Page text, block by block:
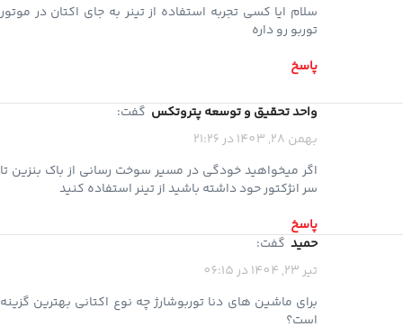
سلام ایا کسی تجربه استفاده از تینر به جای اکتان در موتور
توربو رو داره
پاسخ
واحد تحقیق و توسعه پتروتکس گفت:
بهمن 28, 1403 در 21:26
اگر میخواهید خودگی در مسیر سوخت رسانی از باک بنزین تا
سر انژکتور حود داشته باشید از تینر استفاده کنید
پاسخ
حمید گفت:
تیر 23, 1404 در 06:15
برای ماشین های دنا توربوشارژ چه نوع اکتانی بهترین گزینه
است؟